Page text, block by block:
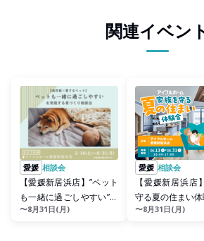
関連イベン
愛媛 相談会
【愛媛新居浜店】”ペット
も一緒に過ごしやすい”を
実現する家づくり相談会
〜8月31日(月)
愛媛 相談会
【愛媛新居浜店
守る夏の住まい
〜8月31日(月)